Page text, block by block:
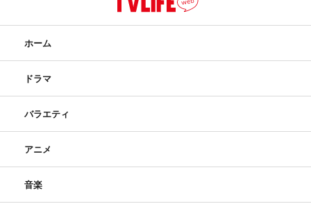
ホーム
ドラマ
バラエティ
アニメ
音楽